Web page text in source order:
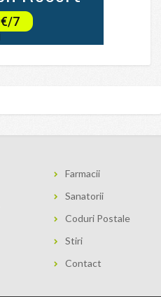
Farmacii
Sanatorii
Coduri Postale
Stiri
Contact